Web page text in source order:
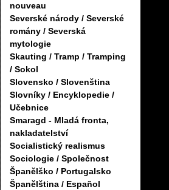
nouveau
Severské národy / Severské
romány / Severská
mytologie
Skauting / Tramp / Tramping
/ Sokol
Slovensko / Slovenština
Slovníky / Encyklopedie /
Učebnice
Smaragd - Mladá fronta,
nakladatelství
Socialistický realismus
Sociologie / Společnost
Španělško / Portugalsko
Španělština / Español